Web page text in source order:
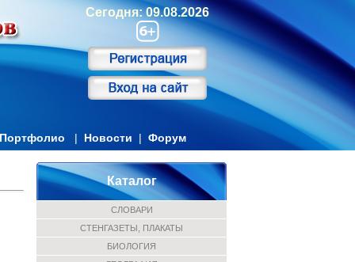
Сегодня: 09.08.2026
Портфолио | Новости | Форум
Каталог
СЛОВАРИ
СТЕНГАЗЕТЫ, ПЛАКАТЫ
БИОЛОГИЯ